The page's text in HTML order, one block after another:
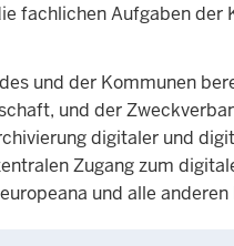
fachlichen Aufgaben der
und der Kommunen
und der
digitaler und
Zugang zum
und alle anderen